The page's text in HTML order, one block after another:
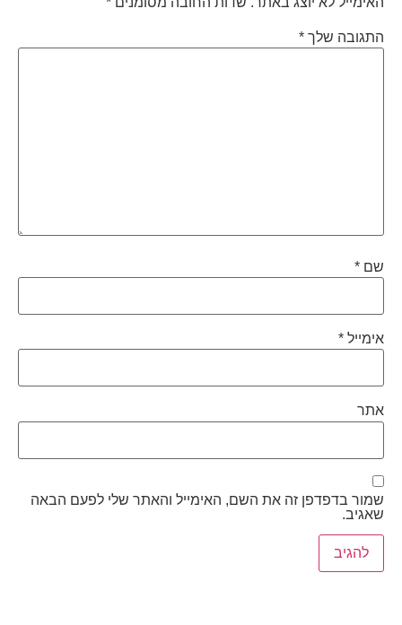
התגובה שלך *
שם *
אימייל *
אתר
שמור בדפדפן זה את השם, האימייל והאתר שלי לפעם הבאה
שאגיב.